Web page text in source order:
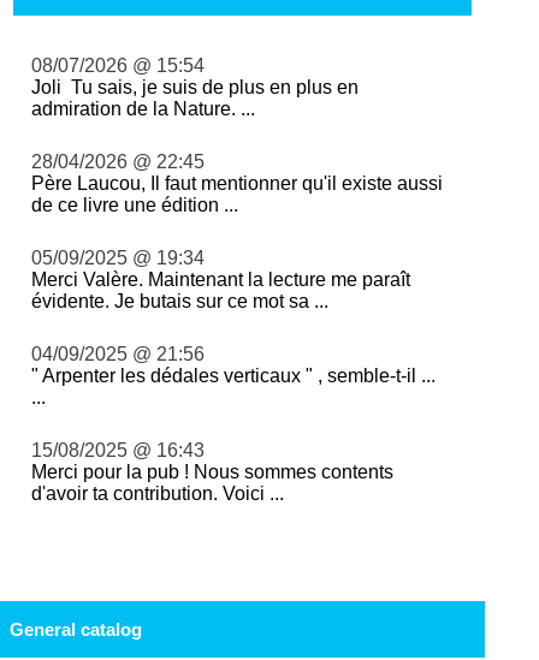
08/07/2026 @ 15:54
Joli Tu sais, je suis de plus en plus en
admiration de la Nature. ...
28/04/2026 @ 22:45
Père Laucou, Il faut mentionner qu'il existe aussi
de ce livre une édition ...
05/09/2025 @ 19:34
Merci Valère. Maintenant la lecture me paraît
évidente. Je butais sur ce mot sa ...
04/09/2025 @ 21:56
" Arpenter les dédales verticaux " , semble-t-il ...
...
15/08/2025 @ 16:43
Merci pour la pub ! Nous sommes contents
d'avoir ta contribution. Voici ...
General catalog